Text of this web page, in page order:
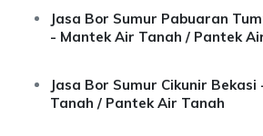
Jasa Bor Sumur Pabuaran
- Mantek Air Tanah / Pantek
Jasa Bor Sumur Cikunir
Tanah / Pantek Air Tanah